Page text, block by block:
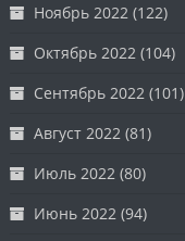
Ноябрь 2022 (122)
Октябрь 2022 (104)
Сентябрь 2022 (101)
Август 2022 (81)
Июль 2022 (80)
Июнь 2022 (94)